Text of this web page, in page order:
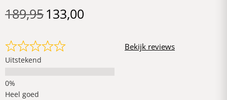
189,95133,00
Uitstekend
Heel goed
Bekijk reviews